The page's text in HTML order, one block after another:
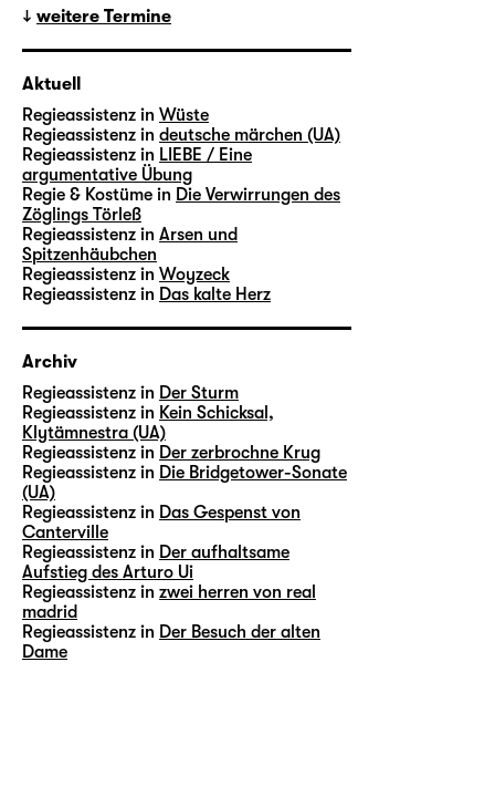
weitere Termine
Aktuell
Regieassistenz in Wüste
Regieassistenz in deutsche märchen (UA)
Regieassistenz in LIEBE / Eine
argumentative Übung
Regie & Kostüme in Die Verwirrungen des
Zöglings Törleß
Regieassistenz in Arsen und
Spitzenhäubchen
Regieassistenz in Woyzeck
Regieassistenz in Das kalte Herz
Archiv
Regieassistenz in Der Sturm
Regieassistenz in Kein Schicksal,
Klytämnestra (UA)
Regieassistenz in Der zerbrochne Krug
Regieassistenz in Die Bridgetower-Sonate
(UA)
Regieassistenz in Das Gespenst von
Canterville
Regieassistenz in Der aufhaltsame
Aufstieg des Arturo Ui
Regieassistenz in zwei herren von real
madrid
Regieassistenz in Der Besuch der alten
Dame